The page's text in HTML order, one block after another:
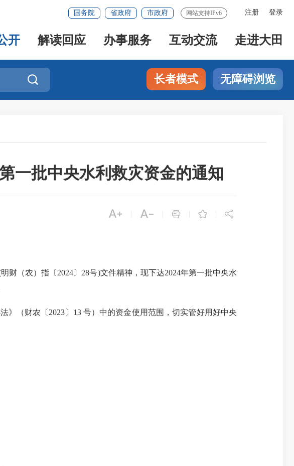
注册 登录
国务院 省政府 市政府 网站支持IPv6
开 解读回应 办事服务 互动交流 走进大田
 长者模式 无障碍浏览
一批中央水利救灾资金的通知
    
（农）指〔2024〕28号)文件精神，现下达2024年第一批中央水
（财农〔2023〕13 号）中的资金使用范围，切实管好用好中央